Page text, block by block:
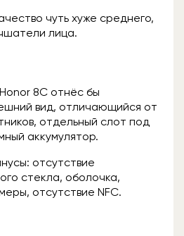
чуть хуже среднего,
лица.
8C отнёс бы
вид, отличающийся от
отдельный слот под
аккумулятор.
отсутствие
стекла, оболочка,
отсутствие NFC.